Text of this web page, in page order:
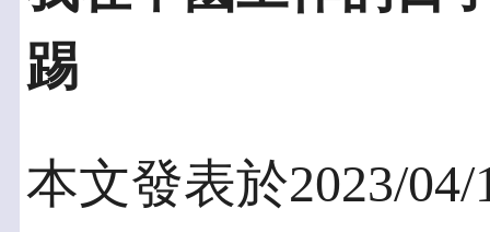
踢
本文發表於2023/04/